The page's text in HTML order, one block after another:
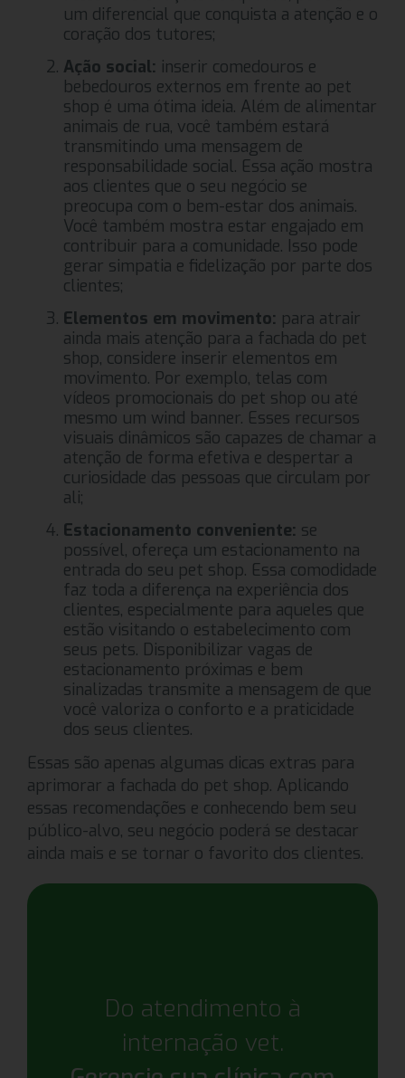
um diferencial que conquista a atenção e o
coração dos tutores;
Ação social: inserir comedouros e
bebedouros externos em frente ao pet
shop é uma ótima ideia. Além de alimentar
animais de rua, você também estará
transmitindo uma mensagem de
responsabilidade social. Essa ação mostra
aos clientes que o seu negócio se
preocupa com o bem-estar dos animais.
Você também mostra estar engajado em
contribuir para a comunidade. Isso pode
gerar simpatia e fidelização por parte dos
clientes;
Elementos em movimento: para atrair
ainda mais atenção para a fachada do pet
shop, considere inserir elementos em
movimento. Por exemplo, telas com
vídeos promocionais do pet shop ou até
mesmo um wind banner. Esses recursos
visuais dinâmicos são capazes de chamar a
atenção de forma efetiva e despertar a
curiosidade das pessoas que circulam por
ali;
Estacionamento conveniente: se
possível, ofereça um estacionamento na
entrada do seu pet shop. Essa comodidade
faz toda a diferença na experiência dos
clientes, especialmente para aqueles que
estão visitando o estabelecimento com
seus pets. Disponibilizar vagas de
estacionamento próximas e bem
sinalizadas transmite a mensagem de que
você valoriza o conforto e a praticidade
dos seus clientes.
Essas são apenas algumas dicas extras para
aprimorar a fachada do pet shop. Aplicando
essas recomendações e conhecendo bem seu
público-alvo, seu negócio poderá se destacar
ainda mais e se tornar o favorito dos clientes.
Do atendimento à
internação vet.